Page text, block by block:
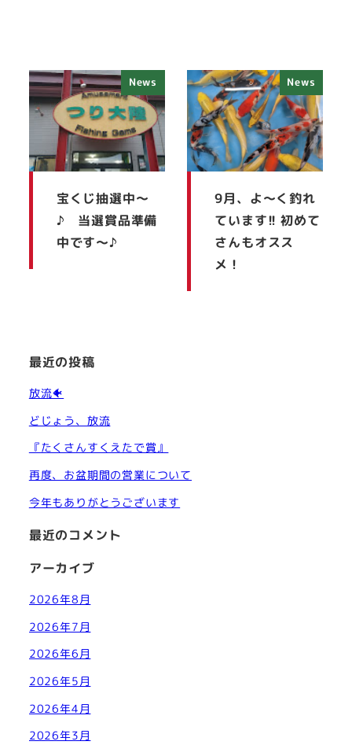
News
宝くじ抽選中～
♪ 当選賞品準備
中です～♪
News
9月、よ～く釣れ
ています!! 初めて
さんもオスス
メ！
最近の投稿
放流🐠
どじょう、放流
『たくさんすくえたで賞』
再度、お盆期間の営業について
今年もありがとうございます
最近のコメント
アーカイブ
2026年8月
2026年7月
2026年6月
2026年5月
2026年4月
2026年3月